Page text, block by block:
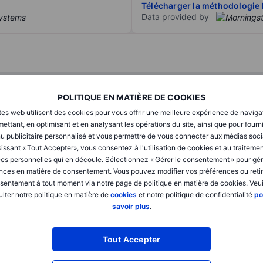
POLITIQUE EN MATIÈRE DE COOKIES
web utilisent des cookies pour vous offrir une meilleure expérience de
en optimisant et en analysant les opérations du site, ainsi que pour
publicitaire personnalisé et vous permettre de vous connecter aux médias
« Tout Accepter», vous consentez à l'utilisation de cookies et au
personnelles qui en découle. Sélectionnez « Gérer le consentement » pour
en matière de consentement. Vous pouvez modifier vos préférences ou
à tout moment via notre page de politique en matière de cookies.
notre politique en matière de cookies et notre politique de confidentialité
savoir plus.
Tout Accepter
Télécharger la méthodologie
Data provided by
XXXXXXX XXXXXXX
XXXXXXX
XXXXXXX XXXXXXX
XXXXXXX
XXXXXXX